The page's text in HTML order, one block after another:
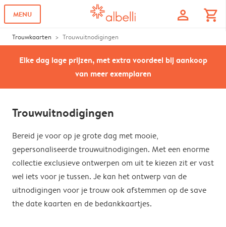
MENU profile shopping_cart
Trouwkaarten Trouwuitnodigingen
Elke dag lage prijzen, met extra voordeel bij aankoop
van meer exemplaren
Trouwuitnodigingen
Bereid je voor op je grote dag met mooie,
gepersonaliseerde trouwuitnodigingen. Met een enorme
collectie exclusieve ontwerpen om uit te kiezen zit er vast
wel iets voor je tussen. Je kan het ontwerp van de
uitnodigingen voor je trouw ook afstemmen op de save
the date kaarten en de bedankkaartjes.